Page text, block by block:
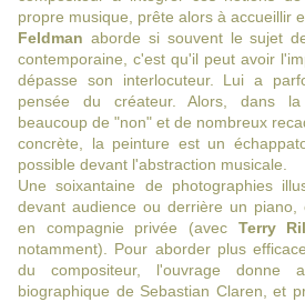
propre musique, prête alors à accueillir
Feldman aborde si souvent le sujet
contemporaine, c'est qu'il peut avoir
dépasse son interlocuteur. Lui a
pensée du créateur. Alors, dans
beaucoup de "non" et de nombreux
concrète, la peinture est un
possible devant l'abstraction musicale.
Une soixantaine de photographies
devant audience ou derrière un piano,
en compagnie privée (avec Terry
notamment). Pour aborder plus
du compositeur, l'ouvrage
biographique de Sebastian Claren, et